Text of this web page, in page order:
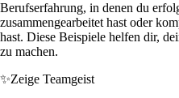
Berufserfahrung, in denen du
zusammengearbeitet hast oder
hast. Diese Beispiele helfen dir,
zu machen.
✨Zeige Teamgeist